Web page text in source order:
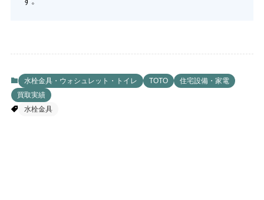
水栓金具・ウォシュレット・トイレ TOTO
住宅設備・家電
買取実績
水栓金具